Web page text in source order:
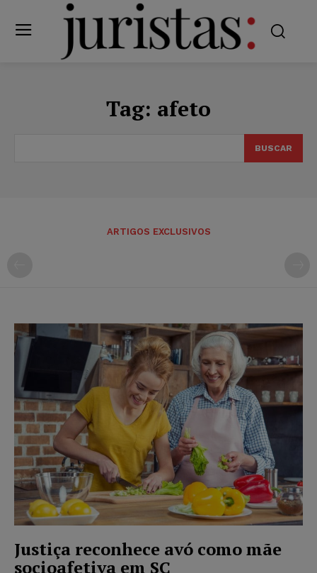
Tag: afeto
BUSCAR
ARTIGOS EXCLUSIVOS
Justiça reconhece avó como mãe
socioafetiva em SC